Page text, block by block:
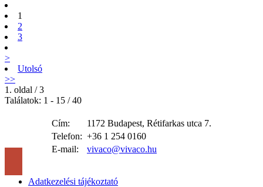
1
2
3
>
Utolsó
>>
1. oldal / 3
Találatok: 1 - 15 / 40
Cím:
1172 Budapest, Rétifarkas utca 7.
Telefon: +36 1 254 0160
E-mail:
vivaco@vivaco.hu
Adatkezelési tájékoztató